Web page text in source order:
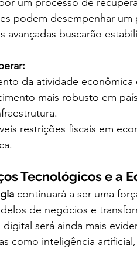
podem desempenhar
avançadas buscarão
da atividade
mais robusto em
restrições fiscais em
Tecnológicos e a
continuará a ser uma
de negócios e
digital será ainda mais
como inteligência